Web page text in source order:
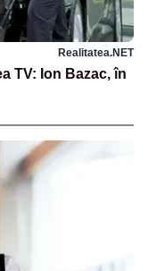
Realitatea.NET
TV: Ion Bazac, în